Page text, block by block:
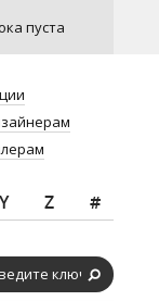
пуста
Y Z #